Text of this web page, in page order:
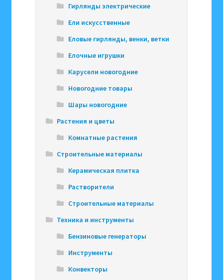
Гирлянды электрические
Ели искусственные
Еловые гирлянды, венки, ветки
Елочные игрушки
Карусели новогодние
Новогодние товары
Шары новогодние
Растения и цветы
Комнатные растения
Строительные материалы
Керамическая плитка
Растворители
Строительные материалы
Техника и инструменты
Бензиновые генераторы
Инструменты
Конвекторы